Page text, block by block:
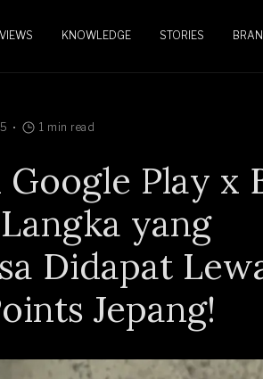
KNOWLEDGE STORIES
1 min read
Play x
yang
Didapat
Jepang!